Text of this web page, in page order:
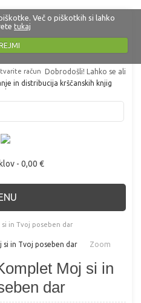
Več o piškotkih si lahko
tukaj
Dobrodošli! Lahko se ali
račun
.
- 0,00 €
si in Tvoj poseben dar
Zoom
Moj si in
dar